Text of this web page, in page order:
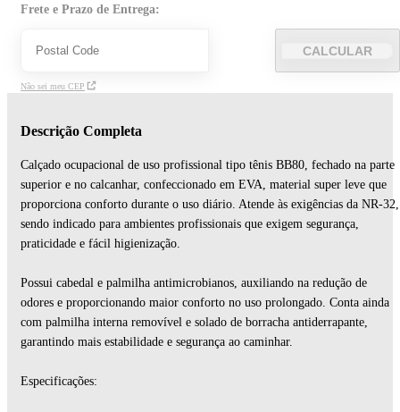
Frete e Prazo de Entrega:
CALCULAR
Não sei meu CEP
Descrição Completa
Calçado ocupacional de uso profissional tipo tênis BB80, fechado na parte
superior e no calcanhar, confeccionado em EVA, material super leve que
proporciona conforto durante o uso diário. Atende às exigências da NR-32,
sendo indicado para ambientes profissionais que exigem segurança,
praticidade e fácil higienização.
Possui cabedal e palmilha antimicrobianos, auxiliando na redução de
odores e proporcionando maior conforto no uso prolongado. Conta ainda
com palmilha interna removível e solado de borracha antiderrapante,
garantindo mais estabilidade e segurança ao caminhar.
Especificações: